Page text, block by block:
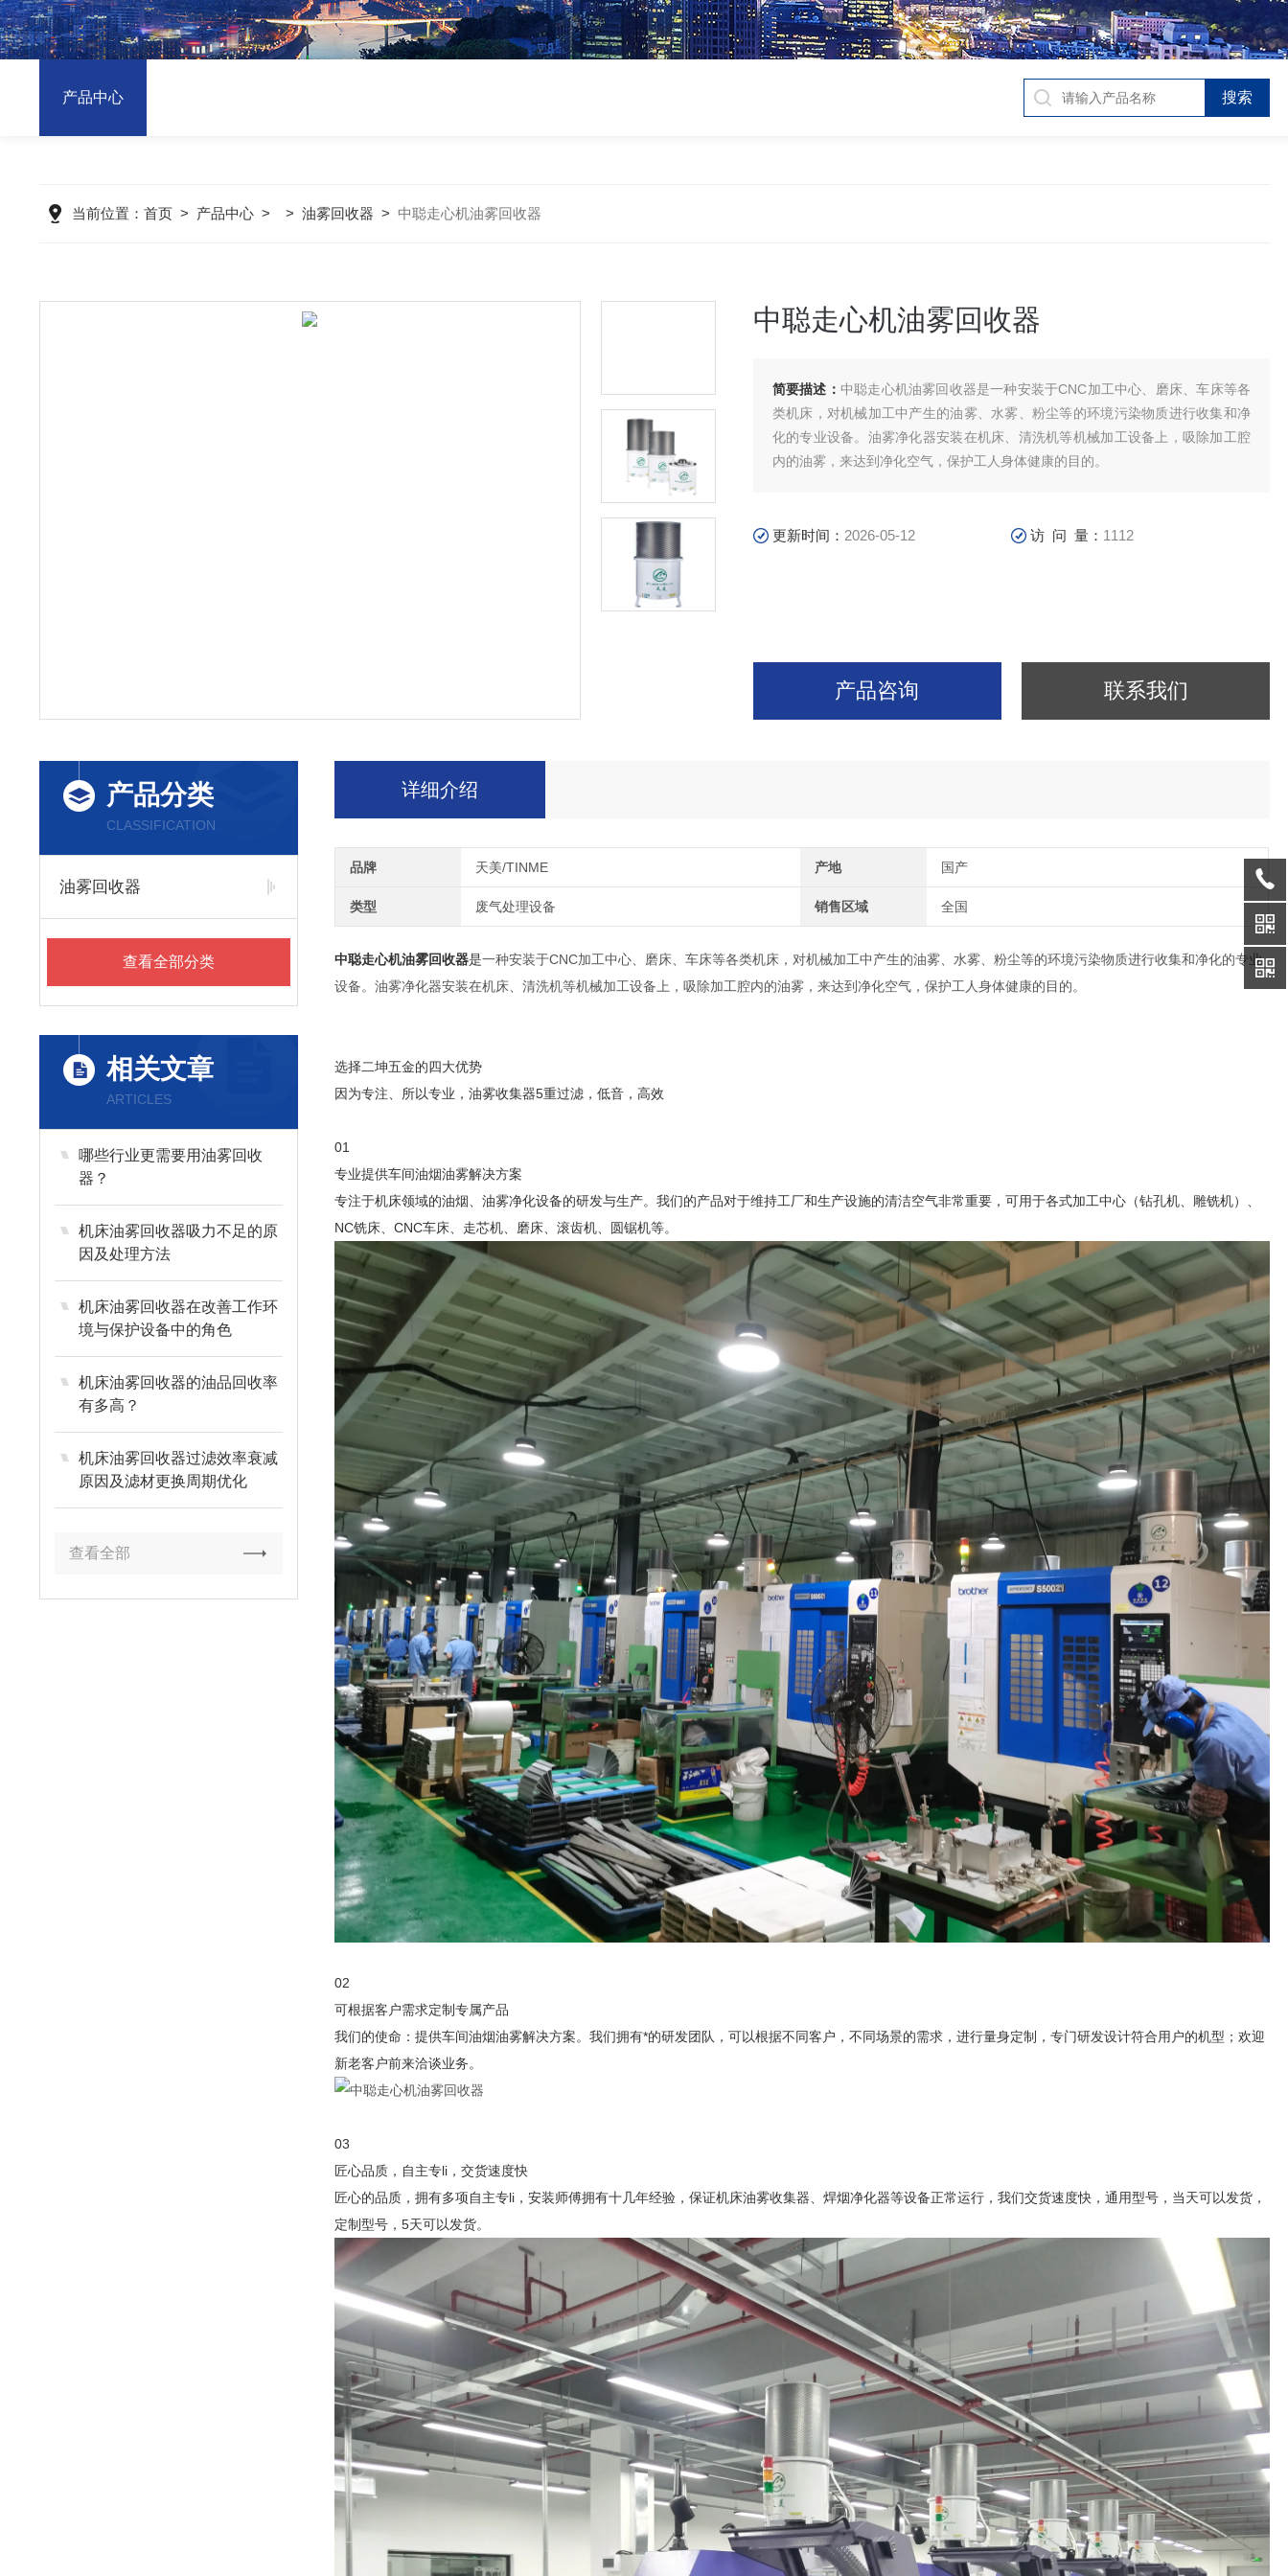
产品中心
当前位置： 首页> 产品中心> > 油雾回收器 > 中聪走心机油雾回收器
中聪走心机油雾回收器
简要描述： 中聪走心机油雾回收器是一种安装于CNC加工中心、磨床、车床等各
类机床，对机械加工中产生的油雾、水雾、粉尘等的环境污染物质进行收集和净
化的专业设备。油雾净化器安装在机床、清洗机等机械加工设备上，吸除加工腔
内的油雾，来达到净化空气，保护工人身体健康的目的。
更新时间： 2026-05-12 访 问 量： 1112
产品咨询 联系我们
产品分类
CLASSIFICATION
油雾回收器
查看全部分类
相关文章
ARTICLES
哪些行业更需要用油雾回收
器？
机床油雾回收器吸力不足的原
因及处理方法
机床油雾回收器在改善工作环
境与保护设备中的角色
机床油雾回收器的油品回收率
有多高？
机床油雾回收器过滤效率衰减
原因及滤材更换周期优化
查看全部
详细介绍
品牌 天美/TINME 产地 国产
类型 废气处理设备 销售区域 全国
中聪走心机油雾回收器是一种安装于CNC加工中心、磨床、车床等各类机床，对机械加工中产生的油雾、水雾、粉尘等的环境污染物质进行收集和净化的专业
设备。油雾净化器安装在机床、清洗机等机械加工设备上，吸除加工腔内的油雾，来达到净化空气，保护工人身体健康的目的。
选择二坤五金的四大优势
因为专注、所以专业，油雾收集器5重过滤，低音，高效
01
专业提供车间油烟油雾解决方案
专注于机床领域的油烟、油雾净化设备的研发与生产。我们的产品对于维持工厂和生产设施的清洁空气非常重要，可用于各式加工中心（钻孔机、雕铣机）、
NC铣床、CNC车床、走芯机、磨床、滚齿机、圆锯机等。
02
可根据客户需求定制专属产品
我们的使命：提供车间油烟油雾解决方案。我们拥有*的研发团队，可以根据不同客户，不同场景的需求，进行量身定制，专门研发设计符合用户的机型；欢迎
新老客户前来洽谈业务。
03
匠心品质，自主专li，交货速度快
匠心的品质，拥有多项自主专li，安装师傅拥有十几年经验，保证机床油雾收集器、焊烟净化器等设备正常运行，我们交货速度快，通用型号，当天可以发货，
定制型号，5天可以发货。